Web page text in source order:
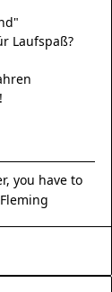
Laufspaß?
you have to